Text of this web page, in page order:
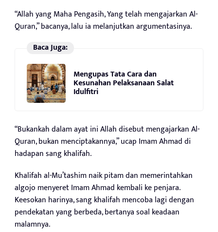
“Allah yang Maha Pengasih, Yang telah mengajarkan Al-
Quran,” bacanya, lalu ia melanjutkan argumentasinya.
Baca Juga:
Mengupas Tata Cara dan
Kesunahan Pelaksanaan Salat
Idulfitri
“Bukankah dalam ayat ini Allah disebut mengajarkan Al-
Quran, bukan menciptakannya,” ucap Imam Ahmad di
hadapan sang khalifah.
Khalifah al-Mu’tashim naik pitam dan memerintahkan
algojo menyeret Imam Ahmad kembali ke penjara.
Keesokan harinya, sang khalifah mencoba lagi dengan
pendekatan yang berbeda, bertanya soal keadaan
malamnya.